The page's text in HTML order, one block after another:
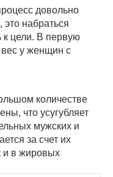
довольно
набраться
к цели. В первую
вес у женщин с
количестве
что усугубляет
мужских и
за счет их
и в жировых